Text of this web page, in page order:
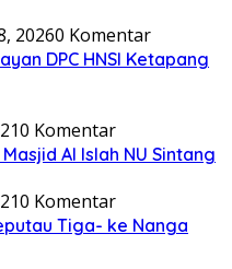
20260 Komentar
DPC HNSI Ketapang
0 Komentar
Al Islah NU Sintang
0 Komentar
Tiga- ke Nanga